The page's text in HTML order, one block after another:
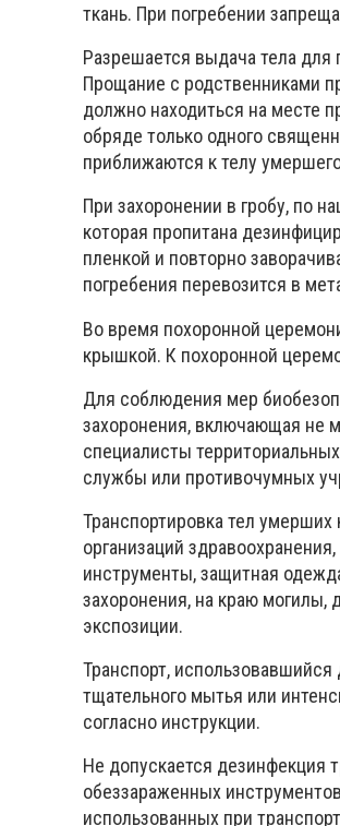
ткань. При погребении
Разрешается выдача тела для
Прощание с родственниками
должно находиться на месте
обряде только одного
приближаются к телу
При захоронении в гробу, по
которая пропитана
пленкой и повторно
погребения перевозится в
Во время похоронной
крышкой. К похоронной
Для соблюдения мер
захоронения, включающая не
специалисты
службы или противочумных
Транспортировка тел
организаций
инструменты, защитная
захоронения, на краю
экспозиции.
Транспорт,
тщательного мытья или
согласно инструкции.
Не допускается дезинфекция
обеззараженных
использованных при